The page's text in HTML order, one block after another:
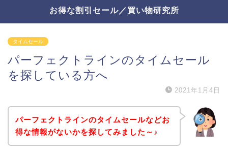
お得な割引セール／買い物研究所
タイムセール
パーフェクトラインのタイムセール
を探している方へ
2021年1月4日
パーフェクトラインのタイムセールなどお
得な情報がないかを探してみました～♪